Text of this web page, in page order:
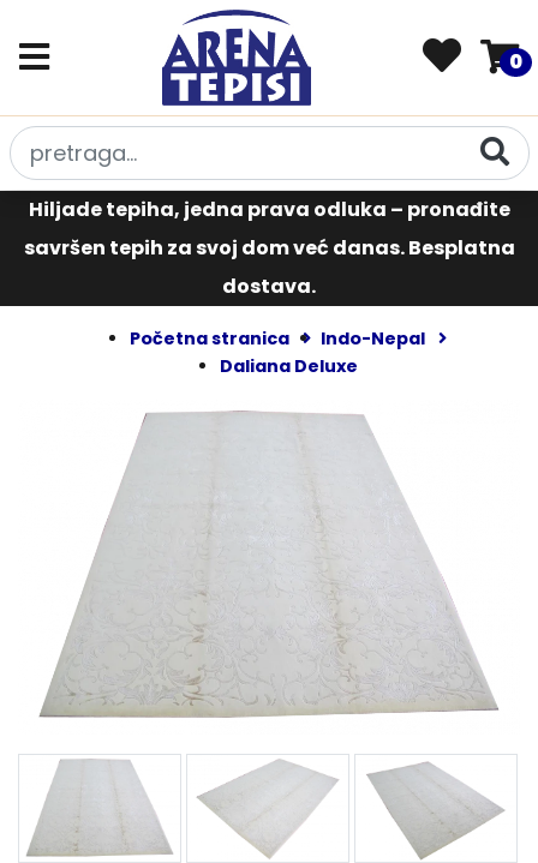
0
Hiljade tepiha, jedna prava odluka – pronađite
savršen tepih za svoj dom već danas. Besplatna
dostava.
Početna stranica
Indo-Nepal
Daliana Deluxe